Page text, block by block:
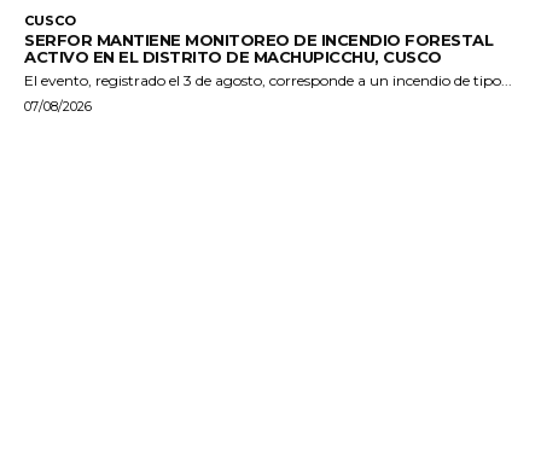
CUSCO
SERFOR MANTIENE MONITOREO DE INCENDIO FORESTAL
ACTIVO EN EL DISTRITO DE MACHUPICCHU, CUSCO
El evento, registrado el 3 de agosto, corresponde a un incendio de tipo...
07/08/2026